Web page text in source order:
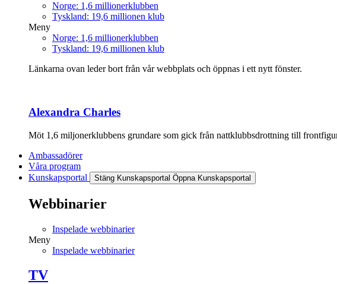
Norge: 1,6 millionerklubben
Tyskland: 19,6 millionen klub
Meny
Norge: 1,6 millionerklubben
Tyskland: 19,6 millionen klub
Länkarna ovan leder bort från vår webbplats och öppnas i ett nytt fönster.
Alexandra Charles
Möt 1,6 miljonerklubbens grundare som gick från nattklubbsdrottning till
Ambassadörer
Våra program
Kunskapsportal
Stäng Kunskapsportal Öppna Kunskapsportal
Webbinarier
Inspelade webbinarier
Meny
Inspelade webbinarier
TV